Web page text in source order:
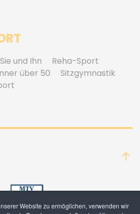
Website zu ermöglichen, verwenden wir
und Ihn
Reha-Sport
über 50
Sitzgymnastik